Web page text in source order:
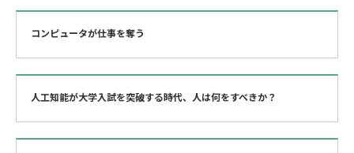
コンピュータが仕事を奪う
人工知能が大学入試を突破する時代、人は何をすべきか？